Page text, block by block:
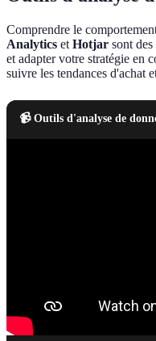
Comprendre le
Analytics et Hotjar sont
et adapter votre stratégie en
suivre les tendances d'achat
📹 Outils d'analyse de